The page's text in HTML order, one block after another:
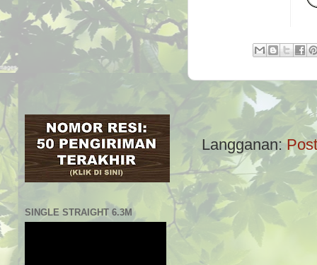
Langganan:
SINGLE STRAIGHT 6.3M